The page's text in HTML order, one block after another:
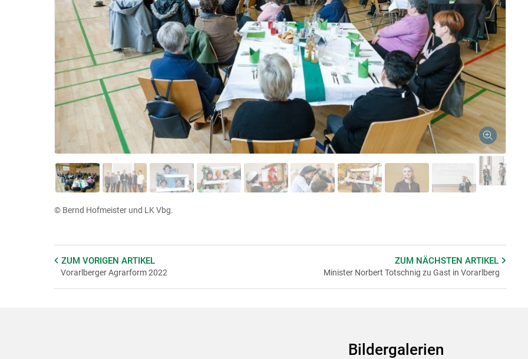
© Bernd Hofmeister und LK Vbg.
ZUM VORIGENARTIKEL
Vorarlberger Agrarform 2022
ZUM NÄCHSTENARTIKEL
Minister Norbert Totschnig zu Gast in Vorarlberg
Bildergalerien